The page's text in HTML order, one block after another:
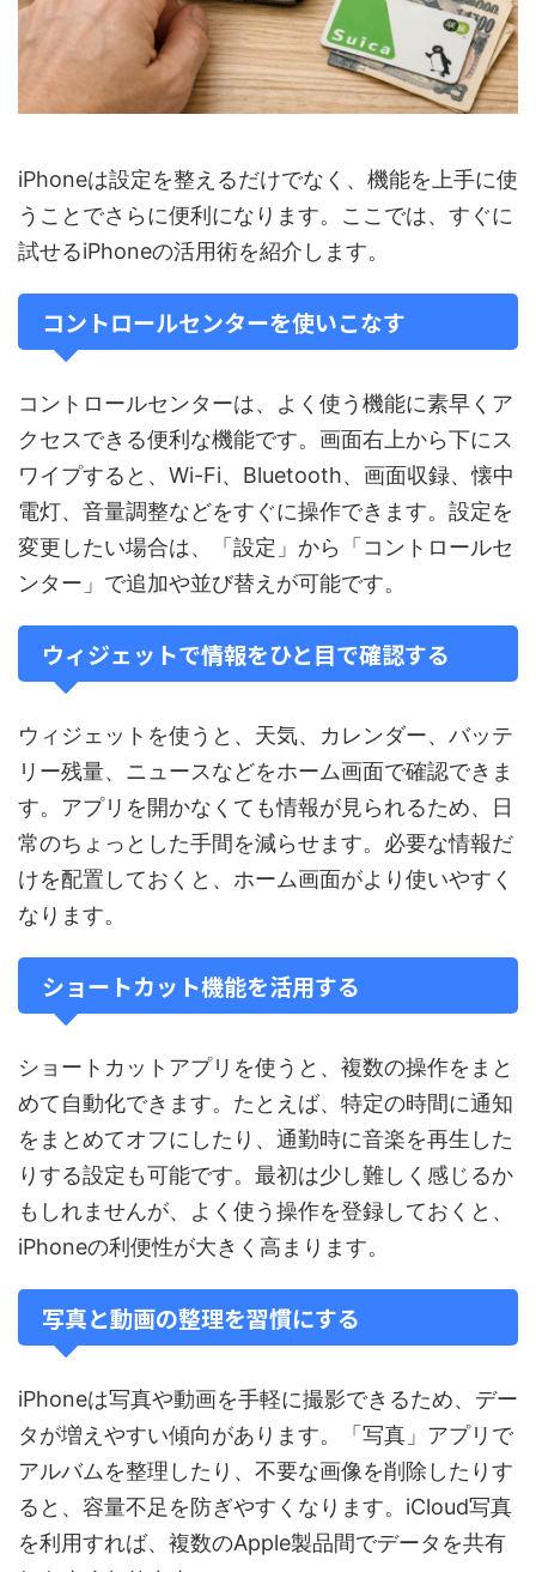
iPhoneは設定を整えるだけでなく、機能を上手に使
うことでさらに便利になります。ここでは、すぐに
試せるiPhoneの活用術を紹介します。
コントロールセンターを使いこなす
コントロールセンターは、よく使う機能に素早くア
クセスできる便利な機能です。画面右上から下にス
ワイプすると、Wi-Fi、Bluetooth、画面収録、懐中
電灯、音量調整などをすぐに操作できます。設定を
変更したい場合は、「設定」から「コントロールセ
ンター」で追加や並び替えが可能です。
ウィジェットで情報をひと目で確認する
ウィジェットを使うと、天気、カレンダー、バッテ
リー残量、ニュースなどをホーム画面で確認できま
す。アプリを開かなくても情報が見られるため、日
常のちょっとした手間を減らせます。必要な情報だ
けを配置しておくと、ホーム画面がより使いやすく
なります。
ショートカット機能を活用する
ショートカットアプリを使うと、複数の操作をまと
めて自動化できます。たとえば、特定の時間に通知
をまとめてオフにしたり、通勤時に音楽を再生した
りする設定も可能です。最初は少し難しく感じるか
もしれませんが、よく使う操作を登録しておくと、
iPhoneの利便性が大きく高まります。
写真と動画の整理を習慣にする
iPhoneは写真や動画を手軽に撮影できるため、デー
タが増えやすい傾向があります。「写真」アプリで
アルバムを整理したり、不要な画像を削除したりす
ると、容量不足を防ぎやすくなります。iCloud写真
を利用すれば、複数のApple製品間でデータを共有